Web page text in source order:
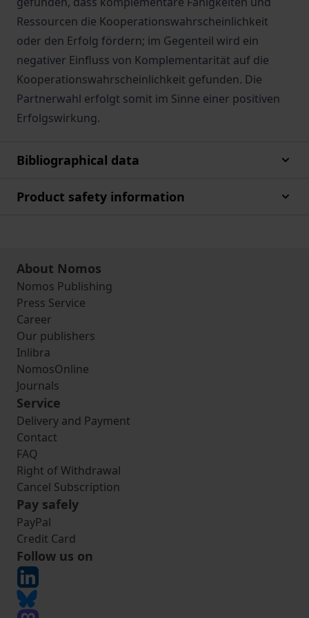
Ressourcen die Kooperationswahrscheinlichkeit
oder den Erfolg fördern; im Gegenteil wird ein
negativer Einfluss von Komplementarität auf die
Kooperationswahrscheinlichkeit gefunden. Die
Partnerwahl erfolgt somit im Sinne einer positiven
Erfolgswirkung.
Bibliographical data
Product safety information
About Nomos
Nomos Publishing
Press Service
Career
Our publishers
Inlibra
NomosOnline
Journals
Service
Delivery and Payment
Contact
FAQ
Right of Withdrawal
Cancel Subscription
Pay safely
PayPal
Credit Card
Follow us on